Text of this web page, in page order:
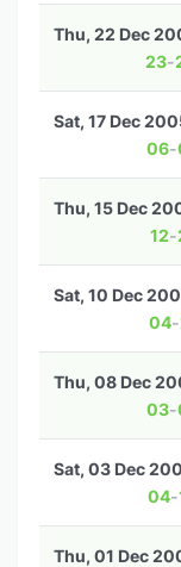
23-
Thu, 22 Dec
06-
Sat, 17 Dec
12-
Thu, 15 Dec
04-
Sat, 10 Dec
03-
Thu, 08 Dec
04-
Sat, 03 Dec
Thu, 01 Dec